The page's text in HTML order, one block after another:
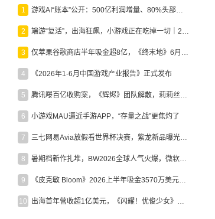
1 游戏AI“账本”公开：500亿利润增量、80%头部入局，谁在闷声发财？
2 端游“复活”，出海狂飙，小游戏正在吃掉一切｜2026上半年产业报告
3 仅苹果谷歌商店半年吸金超8亿，《终末地》6月份收入显著回暖
4 《2026年1-6月中国游戏产业报告》正式发布
5 腾讯曝百亿收购案，《辉烬》团队解散，莉莉丝新作曝光｜陀螺周报
6 小游戏MAU逼近手游APP，“存量之战”更焦灼了
7 三七网易Avia放假看世界杯决赛，紫龙新品曝光，米哈游新作上线 | 陀螺周报
8 暑期档新作扎堆，BW2026全球人气火爆，微软XBOX大裁员|陀螺周报
9 《皮克敏 Bloom》2026上半年吸金3570万美元，中国台湾成最大市场
10 出海首年营收超1亿美元，《闪耀！优俊少女》美国市场占比达七成